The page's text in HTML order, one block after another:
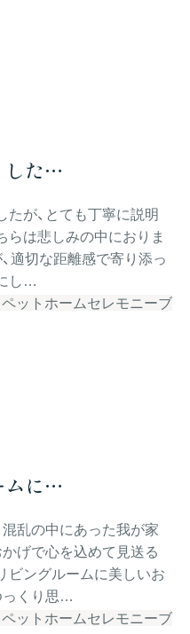
した…
が、とても丁寧に説明
らは悲しみの中におりま
適切な距離感で寄り添っ
し…
ペットホームセレモニーブ
ムに…
乱の中にあった我が家
げで心を込めて見送る
ビングルームに美しいお
くり思…
ペットホームセレモニーブ